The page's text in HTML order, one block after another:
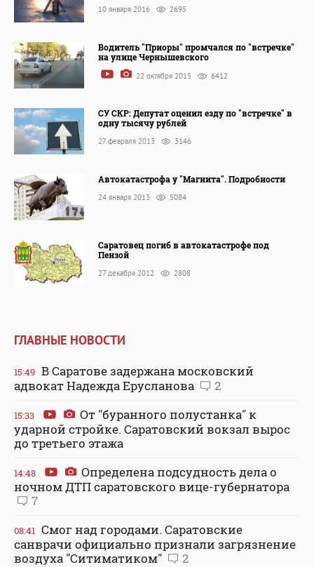
10 января 2016 2695
Водитель "Приоры" промчался по "встречке"
на улице Чернышевского
22 октября 2015 6412
СУ СКР: Депутат оценил езду по "встречке" в
одну тысячу рублей
27 февраля 2013 3146
Автокатастрофа у "Магнита". Подробности
24 января 2013 5084
Саратовец погиб в автокатастрофе под
Пензой
27 декабря 2012 2808
ГЛАВНЫЕ НОВОСТИ
15:49 В Саратове задержана московский
адвокат Надежда Ерусланова
2
15:33
От "буранного полустанка" к
ударной стройке. Саратовский вокзал вырос
до третьего этажа
14:48
Определена подсудность дела о
ночном ДТП саратовского вице-губернатора
7
08:41 Смог над городами. Саратовские
санврачи официально признали загрязнение
воздуха "Ситиматиком"
2